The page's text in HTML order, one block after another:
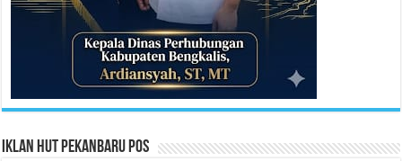
Iklan HUT Pekanbaru Pos